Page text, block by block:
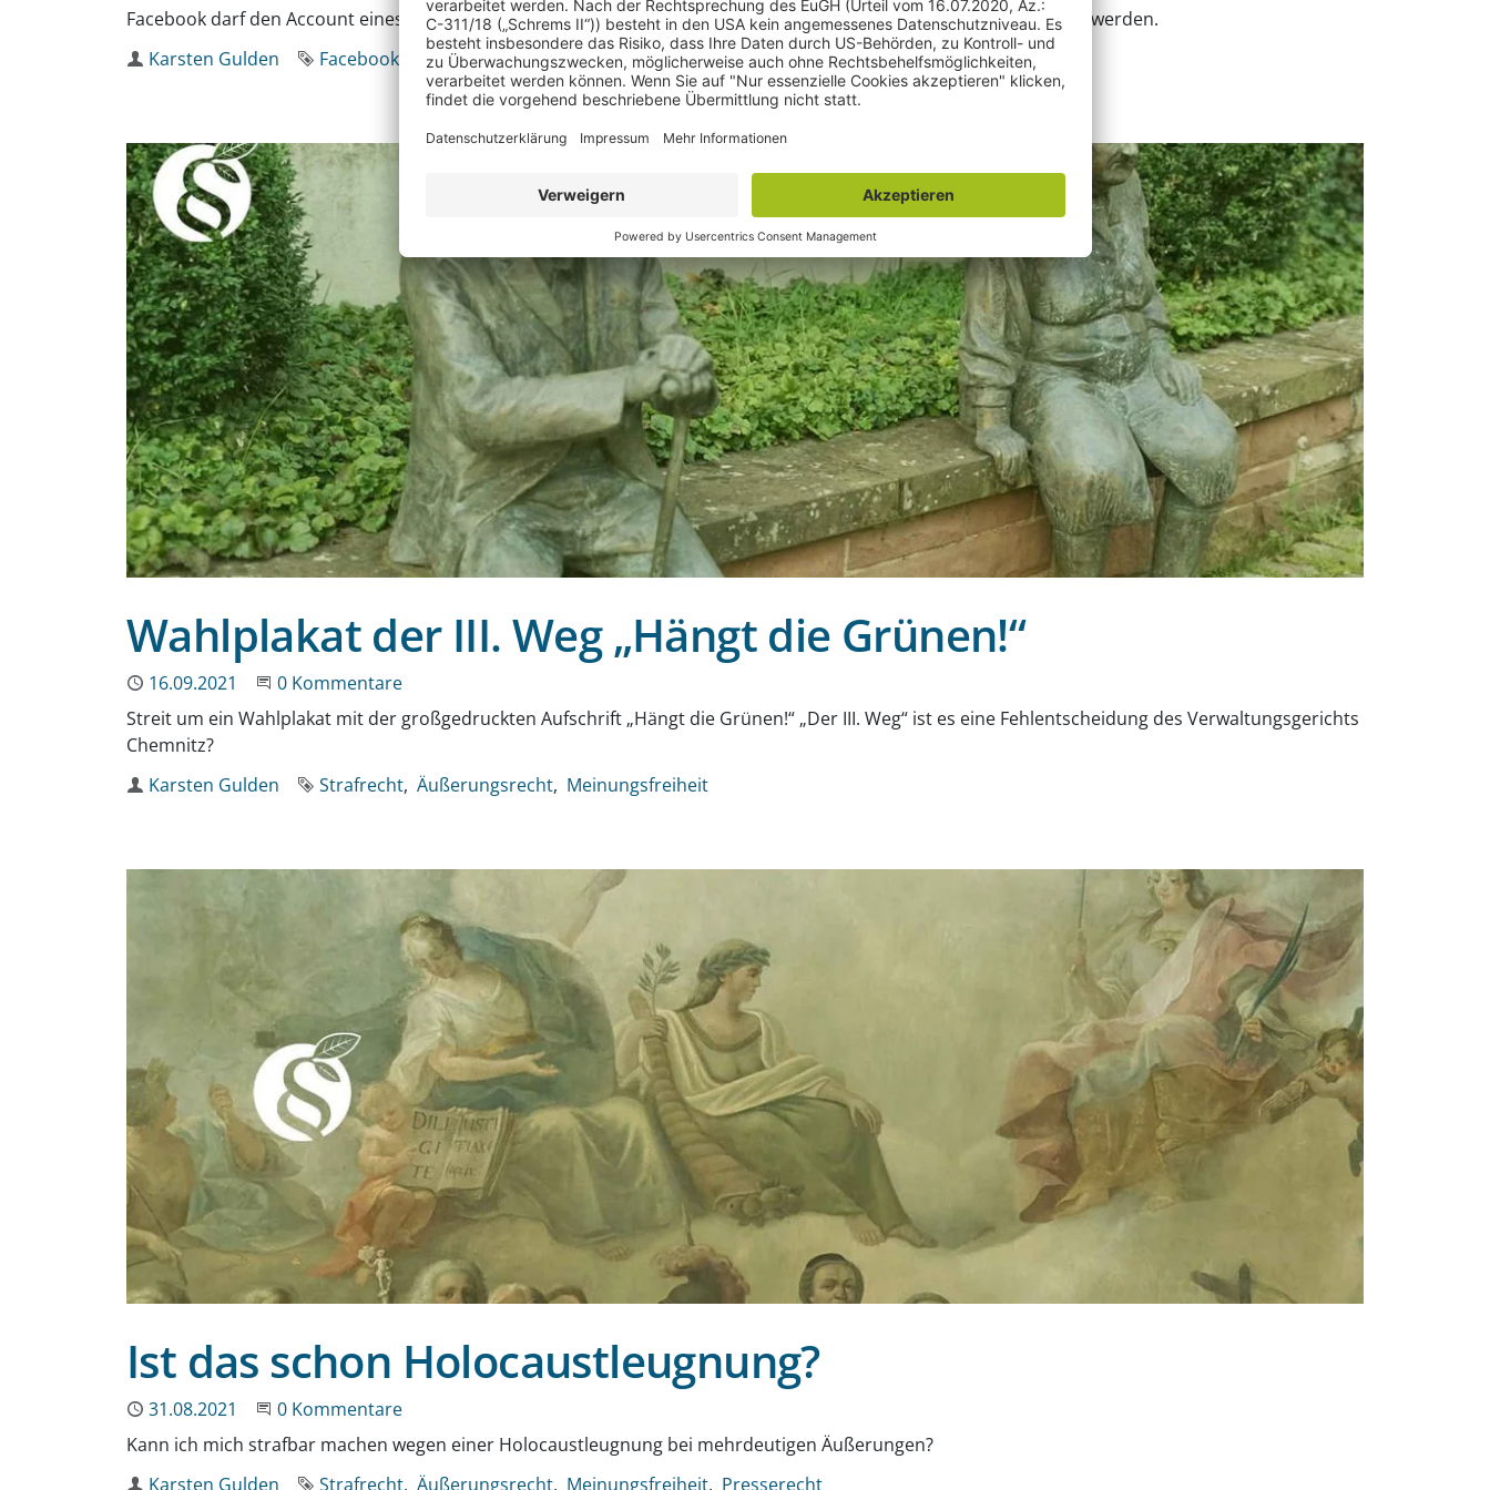
Facebook darf den Account eines Nutzers ohne Vorwarnung sperren, wenn über den Account Straftaten begangen werden.
Autor
Karsten Gulden Schlagworte
Facebook Accountsperre Meinungsfreiheit Meta
Wahlplakat der III. Weg „Hängt die Grünen!“
Publiziert
16.09.2021 Beginne eine Unterhaltung
0 Kommentare
Streit um ein Wahlplakat mit der großgedruckten Aufschrift „Hängt die Grünen!“ „Der III. Weg“ ist es eine Fehlentscheidung des Verwaltungsgerichts
Chemnitz?
Autor
Karsten Gulden Schlagworte
Strafrecht Äußerungsrecht Meinungsfreiheit
Ist das schon Holocaustleugnung?
Publiziert
31.08.2021 Beginne eine Unterhaltung
0 Kommentare
Kann ich mich strafbar machen wegen einer Holocaustleugnung bei mehrdeutigen Äußerungen?
Autor
Karsten Gulden Schlagworte
Strafrecht Äußerungsrecht Meinungsfreiheit Presserecht